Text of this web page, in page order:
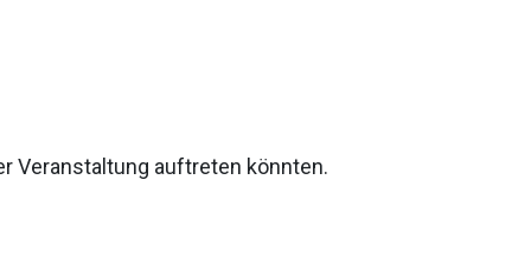
Veranstaltung auftreten könnten.